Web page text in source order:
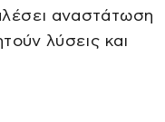
αναστάτωση
λύσεις και